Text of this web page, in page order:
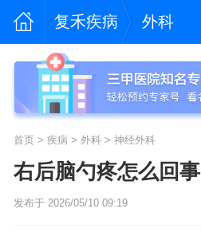
复禾疾病 外科
首页> 疾病 > 外科> 神经外科
右后脑勺疼怎么回事
发布于 2026/05/10 09:19